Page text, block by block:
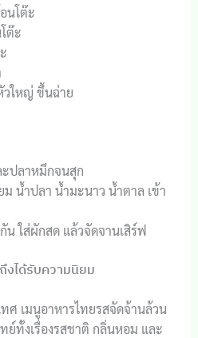
นโต๊ะ
ต๊ะ
วใหญ่ ขึ้นฉ่าย
ะปลาหมึกจนสุก
น้ำปลา น้ำมะนาว น้ำตาล เข้า
น ใส่ผักสด แล้วจัดจานเสิร์ฟ
งได้รับความนิยม
ศ เมนูอาหารไทยรสจัดจ้านล้วน
ย์ทั้งเรื่องรสชาติ กลิ่นหอม และ